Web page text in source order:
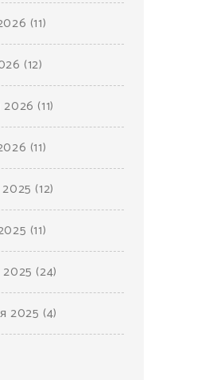
(11)
(12)
2026 (11)
(11)
(12)
(11)
(24)
2025 (4)